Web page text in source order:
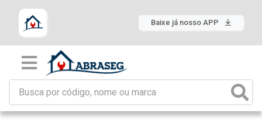
Baixe já nosso APP